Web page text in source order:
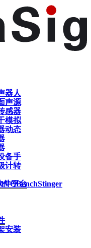
器人
声源
感器
模拟
动态
备手
计转
件平台
VQBenchStinger
安装